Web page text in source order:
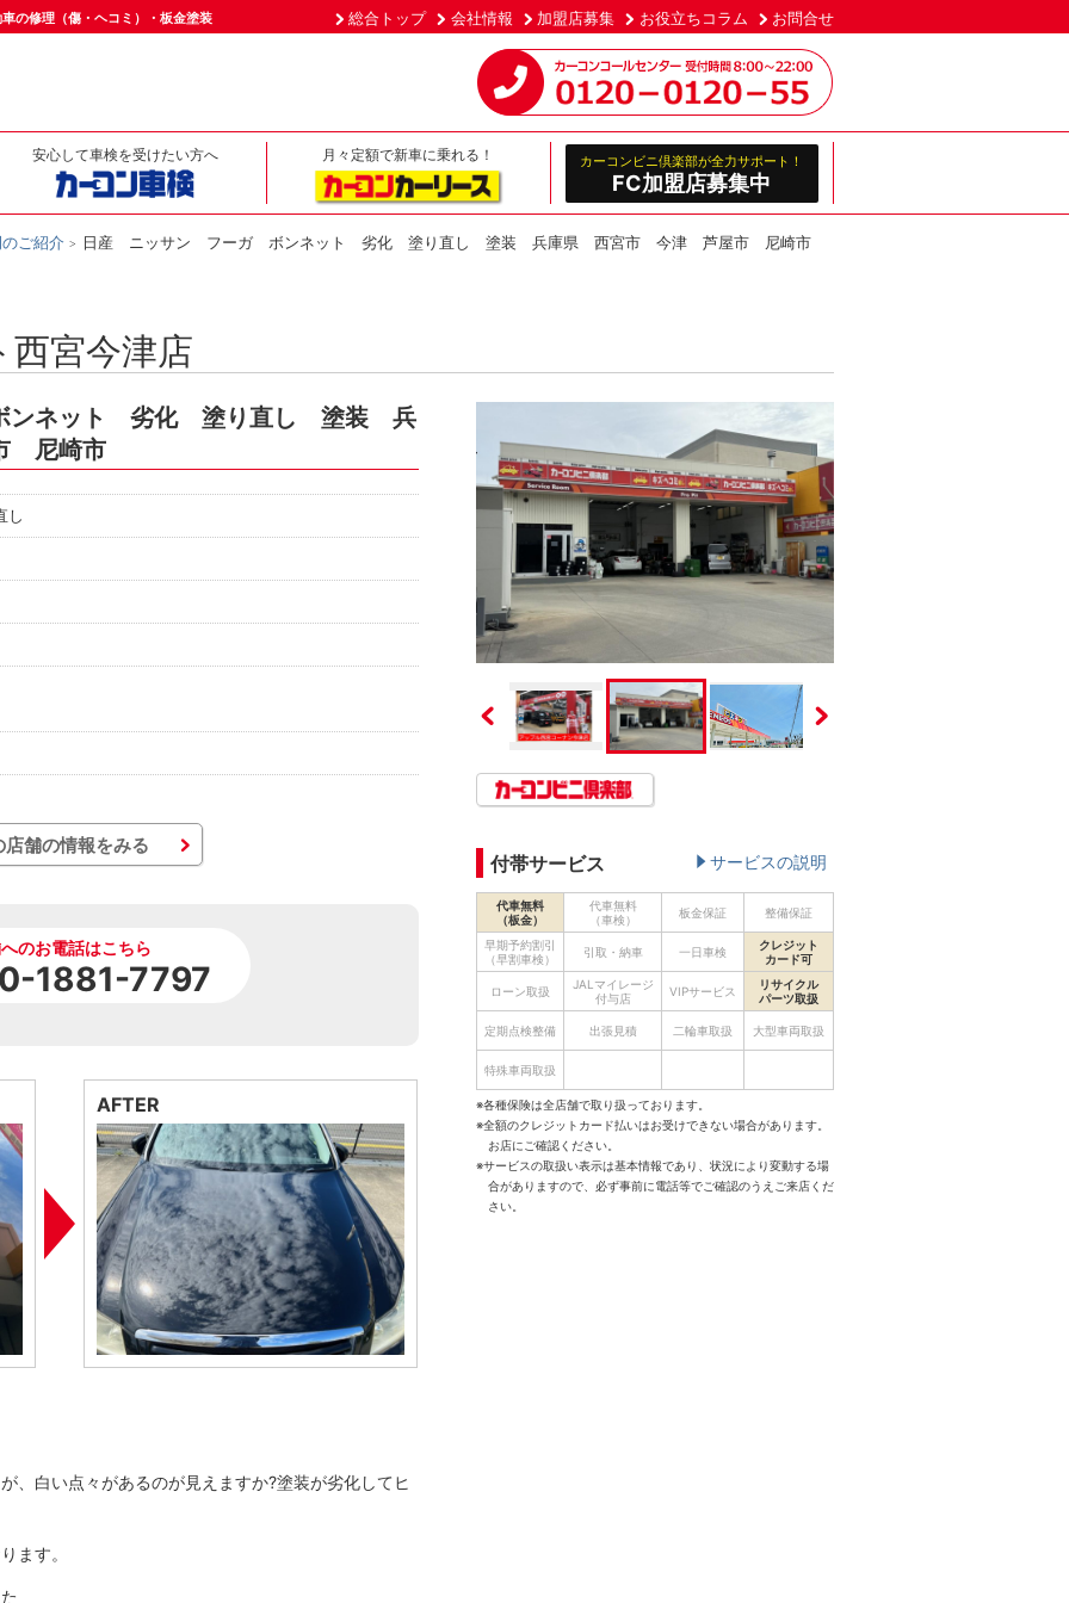
の修理（傷・ヘコミ）・板金塗装 総合トップ 会社情報 加盟店募集 お役立ちコラム お問合せ
安心して車検を受けたい方へ 月々定額で新車に乗れる！ カーコンビニ倶楽部が全力サポート！
FC加盟店募集中
ご紹介 日産 ニッサン フーガ ボンネット 劣化 塗り直し 塗装 兵庫県 西宮市 今津 芦屋市 尼崎市
宮今津店
ネット 劣化 塗り直し 塗装 兵
尼崎市
し
店舗の情報をみる
のお電話はこちら
1881-7797
AFTER
、白い点々があるのが見えますか?塗装が劣化してヒ
ます。
付帯サービス サービスの説明
代車無料
（板金）
代車無料
（車検）
板金保証 整備保証
早期予約割引
（早割車検）
引取・納車 一日車検
クレジット
カード可
ローン取扱
JALマイレージ
付与店
VIPサービス
リサイクル
パーツ取扱
定期点検整備 出張見積 二輪車取扱 大型車両取扱
特殊車両取扱
※各種保険は全店舗で取り扱っております。
※全額のクレジットカード払いはお受けできない場合があります。
お店にご確認ください。
※サービスの取扱い表示は基本情報であり、状況により変動する場
合がありますので、必ず事前に電話等でご確認のうえご来店くだ
さい。